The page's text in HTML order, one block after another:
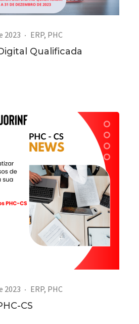
2023 ERP, PHC
Qualificada
2023 ERP, PHC
CS